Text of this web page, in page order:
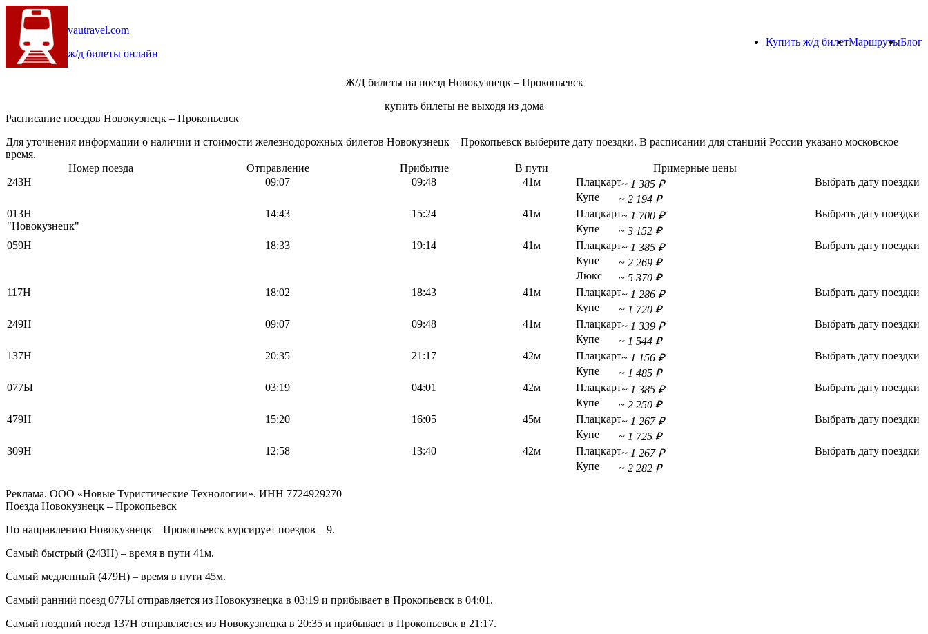
vautravel.com
ж/д билеты онлайн
Купить ж/д билетМаршрутыБлог
Ж/Д билеты на поезд Новокузнецк – Прокопьевск
купить билеты не выходя из дома
Расписание поездов Новокузнецк – Прокопьевск
Для уточнения информации о наличии и стоимости железнодорожных билетов Новокузнецк – Прокопьевск выберите дату поездки. В расписании для станций России указано московское
время.
Номер поезда
Отправление Прибытие В пути
Примерные цены
243Н
09:07 09:48 41м Плацкарт~ 1 385 ₽
Купе
~ 2 194 ₽
Выбрать дату поездки
013Н
"Новокузнецк"
14:43 15:24 41м Плацкарт~ 1 700 ₽
Купе
~ 3 152 ₽
Выбрать дату поездки
059Н 18:33 19:14 41м Плацкарт~ 1 385 ₽
Купе
~ 2 269 ₽
Люкс
~ 5 370 ₽
Выбрать дату поездки
117Н 18:02 18:43 41м Плацкарт~ 1 286 ₽
Купе
~ 1 720 ₽
Выбрать дату поездки
249Н 09:07 09:48 41м Плацкарт~ 1 339 ₽
Купе
~ 1 544 ₽
Выбрать дату поездки
137Н 20:35 21:17 42м Плацкарт~ 1 156 ₽
Купе
~ 1 485 ₽
Выбрать дату поездки
077Ы 03:19 04:01 42м Плацкарт~ 1 385 ₽
Купе
~ 2 250 ₽
Выбрать дату поездки
479Н 15:20 16:05 45м Плацкарт~ 1 267 ₽
Купе
~ 1 725 ₽
Выбрать дату поездки
309Н 12:58 13:40 42м Плацкарт~ 1 267 ₽
Купе
~ 2 282 ₽
Выбрать дату поездки
Реклама. ООО «Новые Туристические Технологии». ИНН 7724929270
Поезда Новокузнецк – Прокопьевск
По направлению Новокузнецк – Прокопьевск курсирует поездов – 9.
Самый быстрый (243Н) – время в пути 41м.
Самый медленный (479Н) – время в пути 45м.
Самый ранний поезд 077Ы отправляется из Новокузнецка в 03:19 и прибывает в Прокопьевск в 04:01.
Самый поздний поезд 137Н отправляется из Новокузнецка в 20:35 и прибывает в Прокопьевск в 21:17.